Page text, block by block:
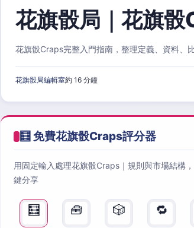
花旗骰局｜花旗
花旗骰Craps完整入門指南，整理定義、資料、
花旗骰局編輯室約 16 分鐘
🧮 免費花旗骰Craps評分器
用固定輸入處理花旗骰Craps｜規則與市場結
鍵分享
🧮 🧰 🎲 🔁